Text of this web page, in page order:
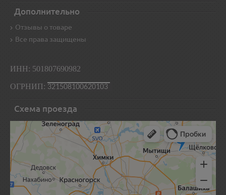
Дополнительно
Отзывы о товаре
Все права защищены
ИНН: 501807690982
ОГРНИП: 321508100620103
Схема проезда